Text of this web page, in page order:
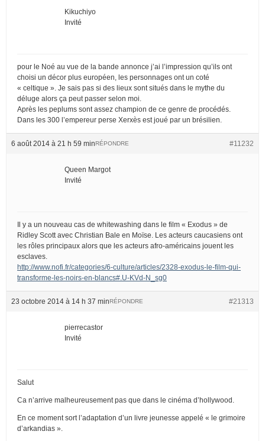
Kikuchiyo
Invité
pour le Noé au vue de la bande annonce j’ai l’impression qu’ils ont
choisi un décor plus européen, les personnages ont un coté
« celtique ». Je sais pas si des lieux sont situés dans le mythe du
déluge alors ça peut passer selon moi.
Après les peplums sont assez champion de ce genre de procédés.
Dans les 300 l’empereur perse Xerxès est joué par un brésilien.
6 août 2014 à 21 h 59 min #11232
RÉPONDRE
Queen Margot
Invité
Il y a un nouveau cas de whitewashing dans le film « Exodus » de
Ridley Scott avec Christian Bale en Moïse. Les acteurs caucasiens ont
les rôles principaux alors que les acteurs afro-américains jouent les
esclaves.
http://www.nofi.fr/categories/6-culture/articles/2328-exodus-le-film-qui-
transforme-les-noirs-en-blancs#.U-KVd-N_sg0
23 octobre 2014 à 14 h 37 min #21313
RÉPONDRE
pierrecastor
Invité
Salut
Ca n’arrive malheureusement pas que dans le cinéma d’hollywood.
En ce moment sort l’adaptation d’un livre jeunesse appelé « le grimoire
d’arkandias ».